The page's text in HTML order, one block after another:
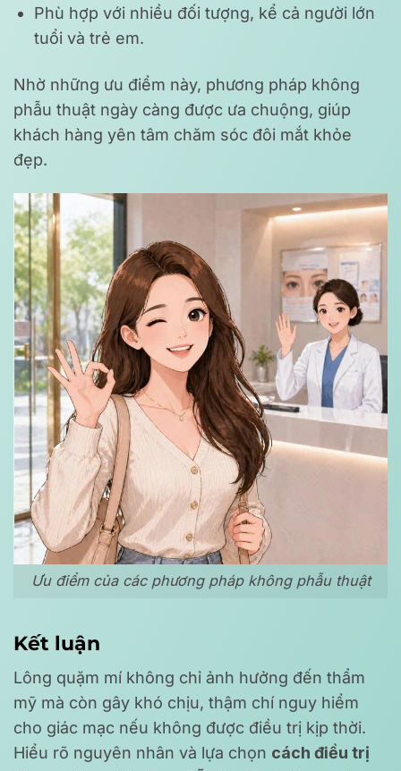
Phù hợp với nhiều đối tượng, kể cả người lớn
tuổi và trẻ em.
Nhờ những ưu điểm này, phương pháp không
phẫu thuật ngày càng được ưa chuộng, giúp
khách hàng yên tâm chăm sóc đôi mắt khỏe
đẹp.
Ưu điểm của các phương pháp không phẫu thuật
Kết luận
Lông quặm mí không chỉ ảnh hưởng đến thẩm
mỹ mà còn gây khó chịu, thậm chí nguy hiểm
cho giác mạc nếu không được điều trị kịp thời.
Hiểu rõ nguyên nhân và lựa chọn cách điều trị